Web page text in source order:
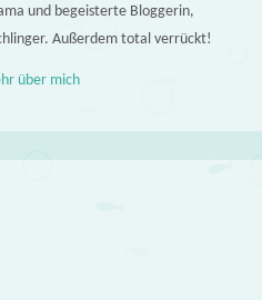
und begeisterte Bloggerin,
Außerdem total verrückt!
über mich